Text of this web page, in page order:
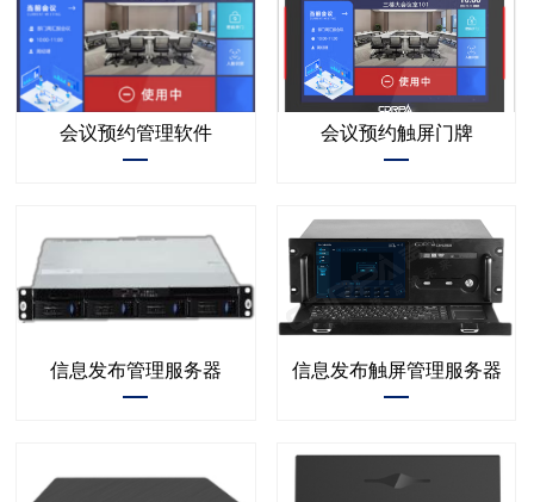
会议预约管理软件 会议预约触屏门牌
信息发布管理服务器 信息发布触屏管理服务器